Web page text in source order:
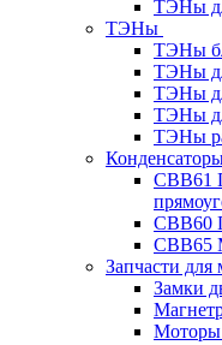
ТЭНы
ТЭНы
ТЭНы
ТЭНы
ТЭНы
ТЭНы
ТЭНы
CBB61
CBB60
CBB65
Запчасти
Замки
Моторы